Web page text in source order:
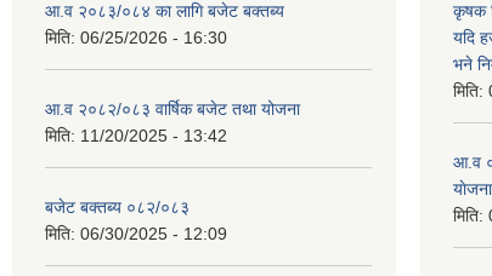
आ.व २०८३/०८४ का लागि बजेट बक्तब्य
मिति: 06/25/2026 - 16:30
आ.व २०८२/०८३ वार्षिक बजेट तथा योजना
मिति: 11/20/2025 - 13:42
बजेट बक्तब्य ०८२/०८३
मिति: 06/30/2025 - 12:09
कृषक
यदि
भने
मिति:
आ‍.व
मिति: